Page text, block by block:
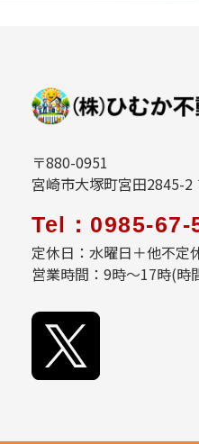
〒880-0951
宮崎市大塚町宮田2845-
Tel：0985-67-
定休日：水曜日＋他不定
営業時間：9時～17時(時